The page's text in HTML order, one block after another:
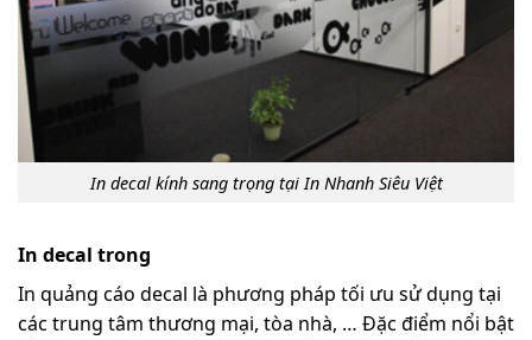
In decal kính sang trọng tại In Nhanh Siêu Việt
In decal trong
In quảng cáo decal là phương pháp tối ưu sử dụng tại
các trung tâm thương mại, tòa nhà, … Đặc điểm nổi bật